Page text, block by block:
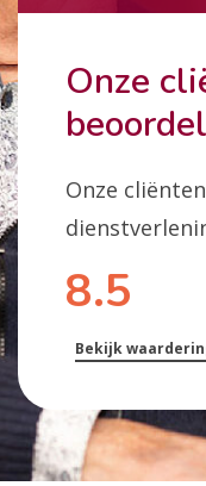
Onze
Onze
8.5
Bekijk